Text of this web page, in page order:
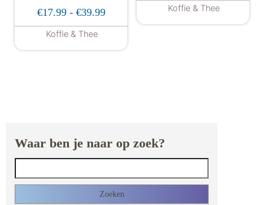
€17.99 - €39.99Prijsklasse: €17.99 tot €39.99
Koffie & Thee
Dit product heeft meerdere variaties.
Koffie & Thee
Waar ben je naar op zoek?